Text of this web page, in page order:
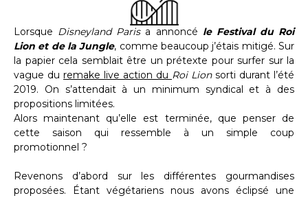
Lorsque Disneyland Parisa annoncé le Festival du Roi
Lion et de la Jungle, comme beaucoup j’étais mitigé. Sur
la papier cela semblait être un prétexte pour surfer sur la
vague du remake live action du Roi Lionsorti durant l’été
2019. On s’attendait à un minimum syndical et à des
propositions limitées.
Alors maintenant qu’elle est terminée, que penser de
cette saison qui ressemble à un simple coup
promotionnel ?
Revenons d’abord sur les différentes gourmandises
proposées. Étant végétariens nous avons éclipsé une